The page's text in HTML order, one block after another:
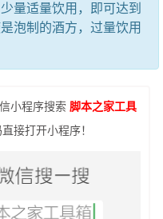
量适量饮用，即可达到
泡制的酒方，过量饮用
小程序搜索 脚本之家工具
接打开小程序！